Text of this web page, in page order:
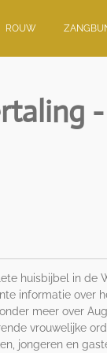
ROUW
huisbijbel in de
informatie over
meer over
vrouwelijke
jongeren en